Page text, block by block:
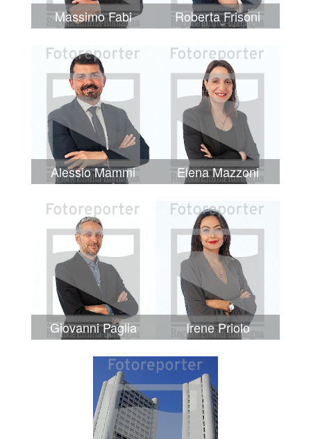
Massimo Fabi Roberta Frisoni
Alessio Mammi Elena Mazzoni
Giovanni Paglia Irene Priolo